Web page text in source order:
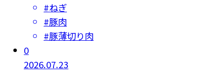
#ねぎ
#豚肉
#豚薄切り肉
0
2026.07.23